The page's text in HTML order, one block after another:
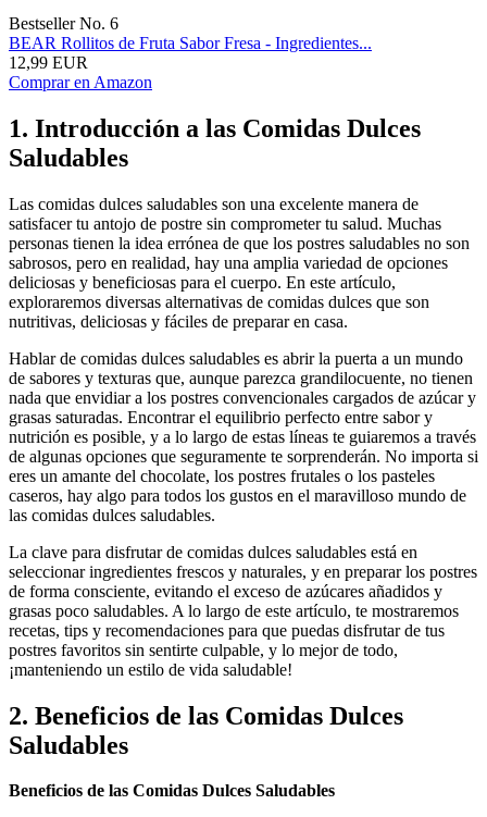
Bestseller No. 6
BEAR Rollitos de Fruta Sabor Fresa - Ingredientes...
12,99 EUR
Comprar en Amazon
1. Introducción a las Comidas Dulces
Saludables
Las comidas dulces saludables son una excelente manera de
satisfacer tu antojo de postre sin comprometer tu salud. Muchas
personas tienen la idea errónea de que los postres saludables no son
sabrosos, pero en realidad, hay una amplia variedad de opciones
deliciosas y beneficiosas para el cuerpo. En este artículo,
exploraremos diversas alternativas de comidas dulces que son
nutritivas, deliciosas y fáciles de preparar en casa.
Hablar de comidas dulces saludables es abrir la puerta a un mundo
de sabores y texturas que, aunque parezca grandilocuente, no tienen
nada que envidiar a los postres convencionales cargados de azúcar y
grasas saturadas. Encontrar el equilibrio perfecto entre sabor y
nutrición es posible, y a lo largo de estas líneas te guiaremos a través
de algunas opciones que seguramente te sorprenderán. No importa si
eres un amante del chocolate, los postres frutales o los pasteles
caseros, hay algo para todos los gustos en el maravilloso mundo de
las comidas dulces saludables.
La clave para disfrutar de comidas dulces saludables está en
seleccionar ingredientes frescos y naturales, y en preparar los postres
de forma consciente, evitando el exceso de azúcares añadidos y
grasas poco saludables. A lo largo de este artículo, te mostraremos
recetas, tips y recomendaciones para que puedas disfrutar de tus
postres favoritos sin sentirte culpable, y lo mejor de todo,
¡manteniendo un estilo de vida saludable!
2. Beneficios de las Comidas Dulces
Saludables
Beneficios de las Comidas Dulces Saludables